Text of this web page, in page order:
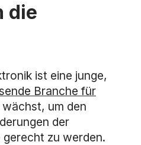
die
ist eine junge,
Branche für
wächst, um den
der
zu werden.